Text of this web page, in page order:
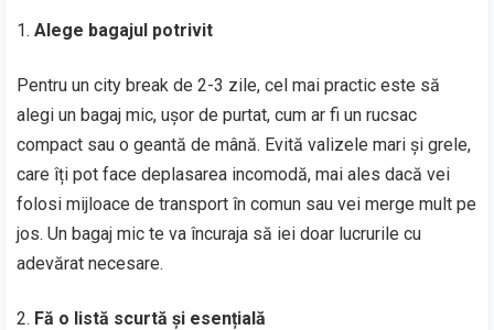
Alege bagajul potrivit
Pentru un city break de 2-3 zile, cel mai practic este să
alegi un bagaj mic, ușor de purtat, cum ar fi un rucsac
compact sau o geantă de mână. Evită valizele mari și grele,
care îți pot face deplasarea incomodă, mai ales dacă vei
folosi mijloace de transport în comun sau vei merge mult pe
jos. Un bagaj mic te va încuraja să iei doar lucrurile cu
adevărat necesare.
Fă o listă scurtă și esențială